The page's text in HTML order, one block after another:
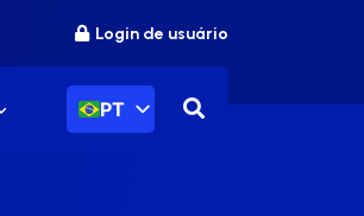
Login de usuário
PT